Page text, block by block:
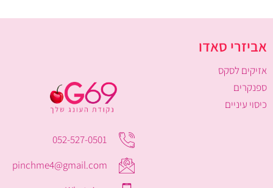
אביזרי סאדו
אזיקים לסקס
ספנקרים
כיסוי עיניים
052-527-0501
pinchme4@gmail.com